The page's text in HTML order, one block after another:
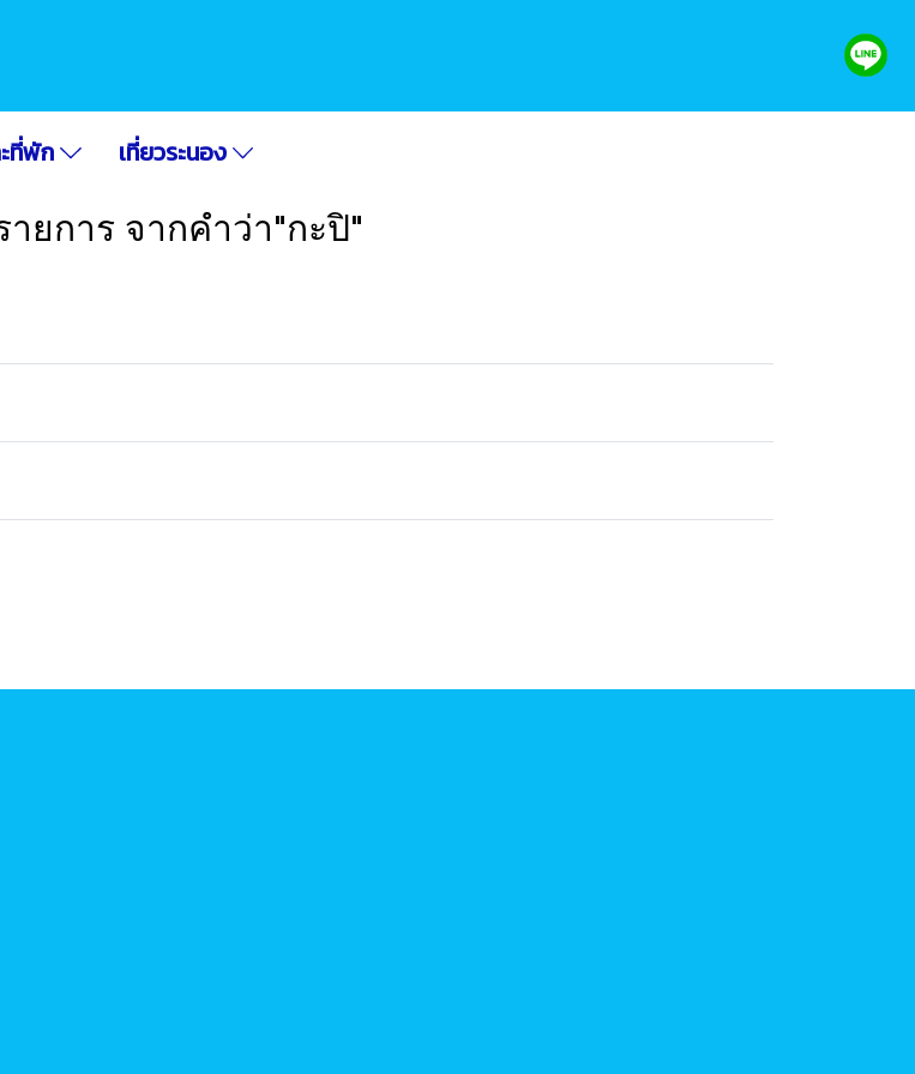
ที่พัก เที่ยวระนอง
ยการ จากคำว่า"กะปิ"